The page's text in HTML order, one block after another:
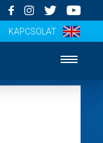
KAPCSOLAT